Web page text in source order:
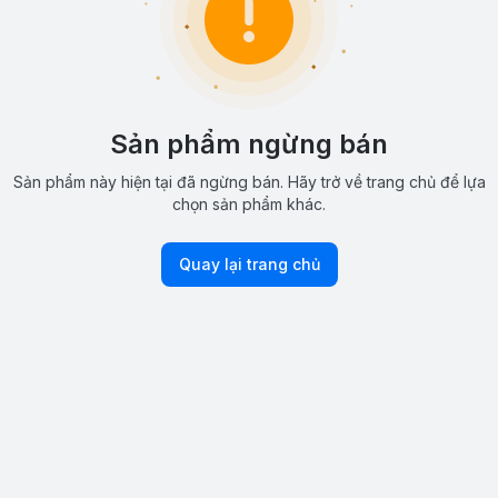
Sản phẩm ngừng bán
Sản phẩm này hiện tại đã ngừng bán. Hãy trở về trang chủ để lựa
chọn sản phẩm khác.
Quay lại trang chủ